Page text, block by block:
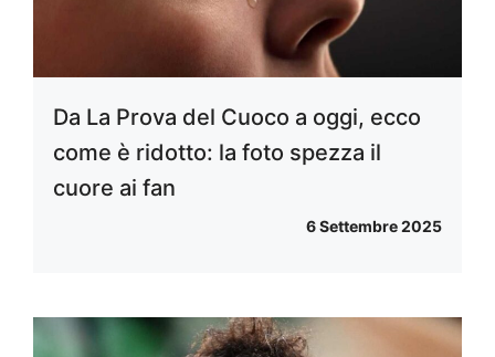
Da La Prova del Cuoco a oggi, ecco
come è ridotto: la foto spezza il
cuore ai fan
6 Settembre 2025